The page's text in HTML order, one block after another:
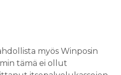
myös Winposin
tämä ei ollut